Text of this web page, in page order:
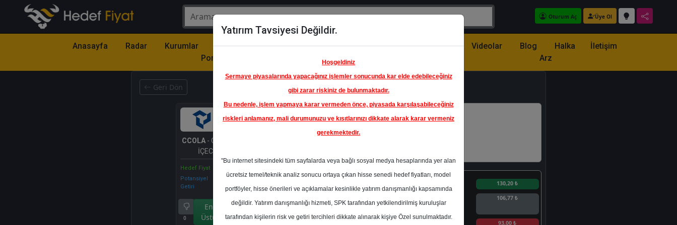
Oturum Aç Üye Ol
Anasayfa Radar Kurumlar
Model
Portföy
Hisse
Öne
Çıkanlar
Raporlar Partnerlerimiz Videolar Blog
Halka
Arz
İletişim
Geri Dön
CCOLA - COCA-COLA
İÇECEK A.Ş.
Hedef Fiyat
Potansiyel
Getiri
%0.00
0
Endeks
Üstü Get.
4
En Yüksek Tahmin 130,20 ₺
Ortalama Fiyat
Tahmini
106,77 ₺
93,00 ₺
Yatırım Tavsiyesi Değildir.
Hoşgeldiniz
Sermaye piyasalarında yapacağınız işlemler sonucunda kar elde edebileceğiniz
gibi zarar riskiniz de bulunmaktadır.
Bu nedenle, işlem yapmaya karar vermeden önce, piyasada karşılaşabileceğiniz
riskleri anlamanız, mali durumunuzu ve kısıtlarınızı dikkate alarak karar vermeniz
gerekmektedir.
"Bu internet sitesindeki tüm sayfalarda veya bağlı sosyal medya hesaplarında yer alan
ücretsiz temel/teknik analiz sonucu ortaya çıkan hisse senedi hedef fiyatları, model
portföyler, hisse önerileri ve açıklamalar kesinlikle yatırım danışmanlığı kapsamında
değildir. Yatırım danışmanlığı hizmeti, SPK tarafından yetkilendirilmiş kuruluşlar
tarafından kişilerin risk ve getiri tercihleri dikkate alınarak kişiye Özel sunulmaktadır.